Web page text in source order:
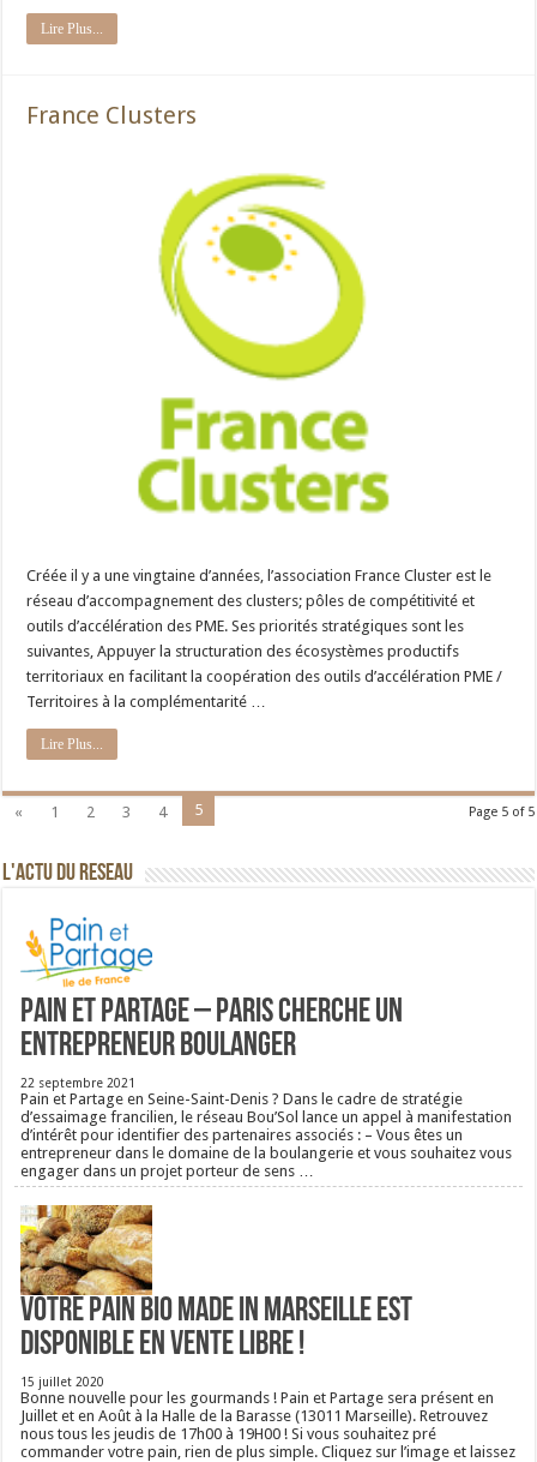
Lire Plus...
France Clusters
Créée il y a une vingtaine d’années, l’association France Cluster est le
réseau d’accompagnement des clusters; pôles de compétitivité et
outils d’accélération des PME. Ses priorités stratégiques sont les
suivantes, Appuyer la structuration des écosystèmes productifs
territoriaux en facilitant la coopération des outils d’accélération PME /
Territoires à la complémentarité …
Lire Plus...
Page 5 of 5
« 1 2 3 4 5
L'ACTU DU RESEAU
Pain et Partage – Paris cherche un
entrepreneur boulanger
22 septembre 2021
Pain et Partage en Seine-Saint-Denis ? Dans le cadre de stratégie
d’essaimage francilien, le réseau Bou’Sol lance un appel à manifestation
d’intérêt pour identifier des partenaires associés : – Vous êtes un
entrepreneur dans le domaine de la boulangerie et vous souhaitez vous
engager dans un projet porteur de sens …
Votre pain bio Made in Marseille est
disponible en vente libre !
15 juillet 2020
Bonne nouvelle pour les gourmands ! Pain et Partage sera présent en
Juillet et en Août à la Halle de la Barasse (13011 Marseille). Retrouvez
nous tous les jeudis de 17h00 à 19H00 ! Si vous souhaitez pré
commander votre pain, rien de plus simple. Cliquez sur l’image et laissez